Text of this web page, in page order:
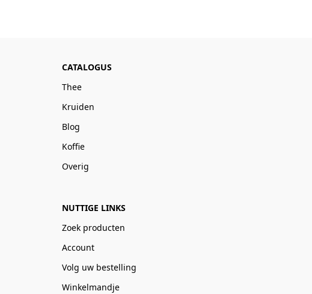
CATALOGUS
Thee
Kruiden
Blog
Koffie
Overig
NUTTIGE LINKS
Zoek producten
Account
Volg uw bestelling
Winkelmandje